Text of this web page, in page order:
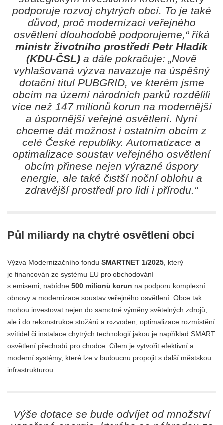
podporuje rozvoj chytrých obcí. To je také
důvod, proč modernizaci veřejného
osvětlení dlouhodobě podporujeme,“říká
ministr životního prostředí Petr Hladík
(KDU-ČSL) a dále pokračuje: „Nově
vyhlašovaná výzva navazuje na úspěšný
dotační titul PUBGRID, ve kterém jsme
obcím na území národních parků rozdělili
více než 147 milionů korun na modernější
a úspornější veřejné osvětlení. Nyní
chceme dát možnost i ostatním obcím z
celé České republiky. Automatizace a
optimalizace soustav veřejného osvětlení
obcím přinese nejen výrazné úspory
energie, ale také čistší noční oblohu a
zdravější prostředí pro lidi i přírodu.“
Půl miliardy na chytré osvětlení obcí
Výzva Modernizačního fondu SMARTNET 1/2025 , který
je financován ze systému EU pro obchodování
s emisemi, nabídne 500 milionů korun na podporu komplexní
obnovy a modernizace soustav veřejného osvětlení. Obce tak
mohou investovat nejen do samotné výměny světelných zdrojů,
ale i do rekonstrukce stožárů a rozvoden, optimalizace rozmístění
svítidel či instalace chytrých technologií jakou je například SMART
osvětlení přechodů pro chodce. Cílem je vytvořit efektivní a
moderní systémy, které lze v budoucnu propojit s další městskou
infrastrukturou.
Výše dotace se bude odvíjet od množství